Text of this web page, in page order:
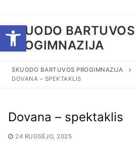
Open toolbar
prie
turinio
SKUODO BARTUVOS
PROGIMNAZIJA
SKUODO BARTUVOS PROGIMNAZIJA
DOVANA – SPEKTAKLIS
Dovana – spektaklis
24 RUGSĖJO, 2025